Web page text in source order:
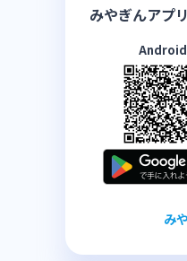
みやぎんアプ
Android
み